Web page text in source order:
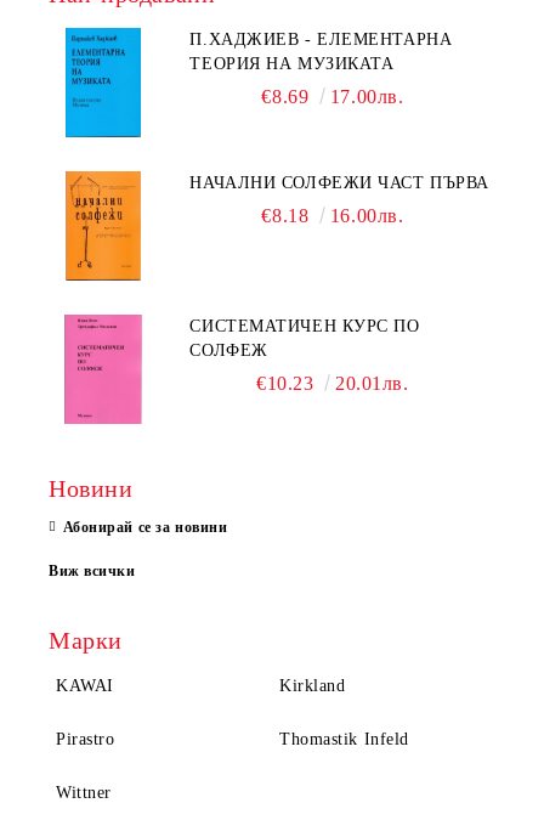
П.ХАДЖИЕВ - ЕЛЕМЕНТАРНА
ТЕОРИЯ НА МУЗИКАТА
€8.69 17.00лв.
НАЧАЛНИ СОЛФЕЖИ ЧАСТ ПЪРВА
€8.18 16.00лв.
СИСТЕМАТИЧЕН КУРС ПО
СОЛФЕЖ
€10.23 20.01лв.
Новини
Абонирай се за новини
Виж всички
Марки
KAWAI Kirkland
Pirastro Thomastik Infeld
Wittner